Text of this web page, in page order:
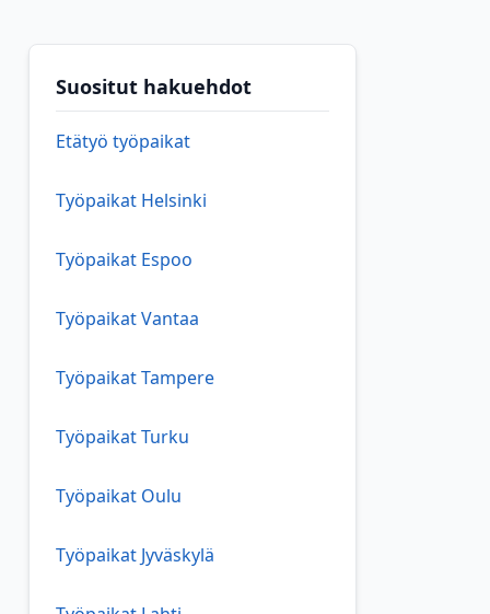
Suositut hakuehdot
Etätyö työpaikat
Työpaikat Helsinki
Työpaikat Espoo
Työpaikat Vantaa
Työpaikat Tampere
Työpaikat Turku
Työpaikat Oulu
Työpaikat Jyväskylä